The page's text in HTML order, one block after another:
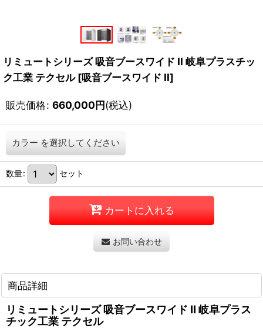
リミュートシリーズ 吸音ブースワイド II 岐阜プラスチッ
ク工業 テクセル [吸音ブースワイド II]
販売価格: 660,000円(税込)
カラー を選択してください
数量: セット
カートに入れる
お問い合わせ
商品詳細
リミュートシリーズ 吸音ブースワイド II 岐阜プラス
チック工業 テクセル